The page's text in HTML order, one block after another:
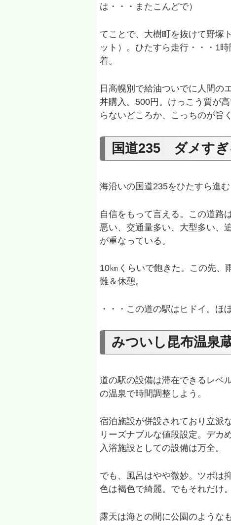
は・・・またこんどで）
てことで、大樹町を抜けて野塚
ット）。ひたすら走行・・・1
着。
日高幌別で給油ついでに人間の
丼購入。500円。けっこう質が
らないどころか、こっちのが旨
国道235 ダメすぎ
海沿いの国道235をひたすら進む
自信をもって言える。この道路
悪い、交通量多い、大型多い、
が重なっている。
10㎞くらいで飽きた。この先、
難＆休憩。
・・・この道の駅はヒドイ。ほ
みついし昆布温泉
道の駅の設備は滞在できるレベ
の温泉で時間調整しよう。
宿泊施設が併設されており立派
リーズナブルな値段設定。デカ
入浴施設としての設備は万全。
でも、風呂はやや微妙。ツボは
色は褐色で綺麗。でもそれだけ
露天は海との間に公園のような